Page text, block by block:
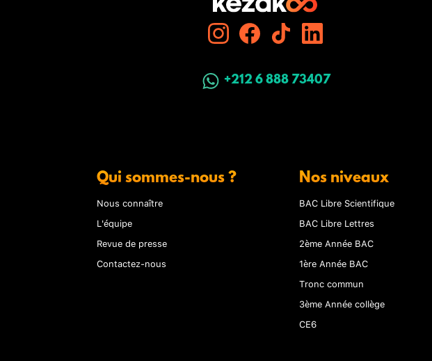
+212 6 888 73407
Qui sommes-nous ?
Nous connaître
L'équipe
Revue de presse
Contactez-nous
Nos niveaux
BAC Libre Scientifique
BAC Libre Lettres
2ème Année BAC
1ère Année BAC
Tronc commun
3ème Année collège
CE6